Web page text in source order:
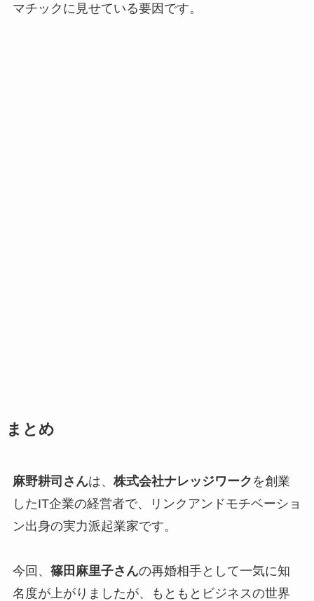
マチックに見せている要因です。
まとめ
麻野耕司さんは、 株式会社ナレッジワーク を創業
したIT企業の経営者で、リンクアンドモチベーショ
ン出身の実力派起業家です。
今回、 篠田麻里子さんの再婚相手として一気に知
名度が上がりましたが、もともとビジネスの世界